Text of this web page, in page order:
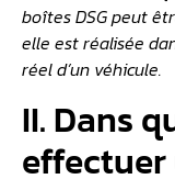
boîtes DSG peut
elle est réalisée
réel d’un véhicule.
II. Dans